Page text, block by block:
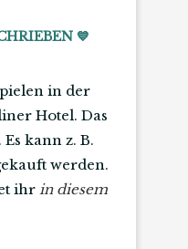
💙
in der
Hotel. Das
kann z. B.
werden.
ihr in diesem